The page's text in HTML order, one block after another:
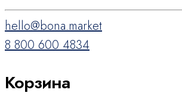
hello@bona.market
8 800 600 4834
Корзина